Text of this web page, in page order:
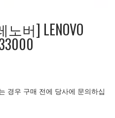
버] LENOVO
경우 구매 전에 당사에 문의하십